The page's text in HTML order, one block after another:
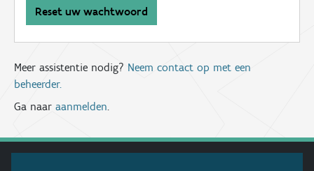
Reset uw wachtwoord
Meer assistentie nodig? Neem contact op met een
beheerder.
Ga naar aanmelden.